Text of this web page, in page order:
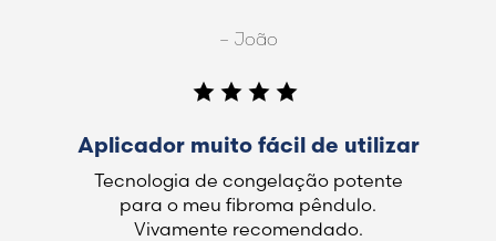
– João
Aplicador muito fácil de utilizar
Tecnologia de congelação potente
para o meu fibroma pêndulo.
Vivamente recomendado.